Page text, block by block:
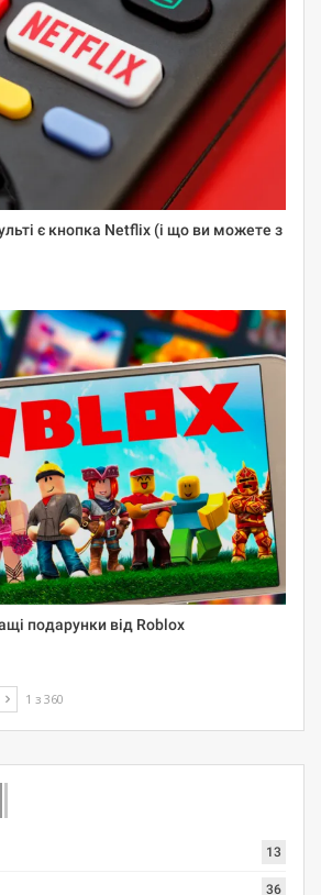
є кнопка Netflix (і що ви можете з
подарунки від Roblox
1 з 360
13
36